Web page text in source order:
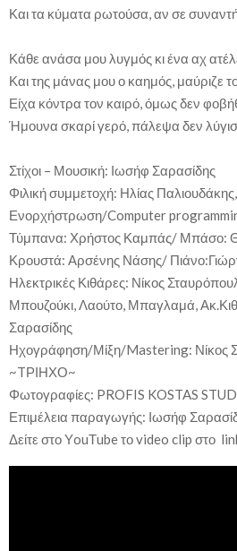
Και τα κύματα ρωτούσα, αν σε
Κάθε ανάσα μου λυγμός κι ένα αχ
Και της μάνας μου ο καημός, μαύριζε
Είχα κόντρα τον καιρό, όμως δεν
Ήμουνα σκαρί γερό, πάλεψα δεν
Στίχοι – Μουσική: Ιωσήφ Σαρασίδης
Φιλική συμμετοχή: Ηλίας
Ενορχήστρωση/Computer
Τύμπανα: Χρήστος Καμπάς/ Μπάσο:
Κρουστά: Αρσένης Νάσης/
Ηλεκτρικές Κιθάρες: Νίκος
Μπουζούκι, Λαούτο, Μπαγλαμά,
Σαρασίδης
Ηχογράφηση/Μίξη/Mastering: Νίκος
~TΡΙΗΧΟ~
Φωτογραφίες: PROFIS KOSTAS
Επιμέλεια παραγωγής: Ιωσήφ
Δείτε στο ΥouΤube το video clip στο